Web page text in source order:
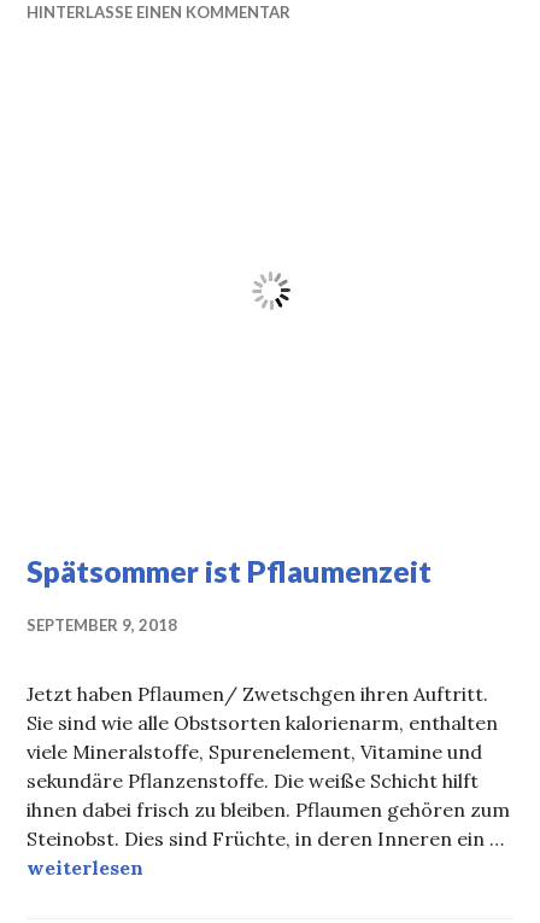
HINTERLASSE EINEN KOMMENTAR
Spätsommer ist Pflaumenzeit
SEPTEMBER 9, 2018
Jetzt haben Pflaumen/ Zwetschgen ihren Auftritt.
Sie sind wie alle Obstsorten kalorienarm, enthalten
viele Mineralstoffe, Spurenelement, Vitamine und
sekundäre Pflanzenstoffe. Die weiße Schicht hilft
ihnen dabei frisch zu bleiben. Pflaumen gehören zum
Steinobst. Dies sind Früchte, in deren Inneren ein …
Spätsommer ist Pflaumenzeit
weiterlesen